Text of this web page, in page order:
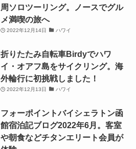
周ソロツーリング。ノースでグル
メ満喫の旅へ
2022年12月14日 ハワイ
折りたたみ自転車Birdyでハワ
イ・オアフ島をサイクリング。海
外輪行に初挑戦しました！
2022年12月13日 ハワイ
フォーポイントバイシェラトン函
館宿泊記ブログ2022年6月。客室
や朝食などチタンエリート会員が